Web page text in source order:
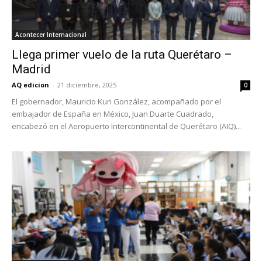
Acontecer Internacional
Llega primer vuelo de la ruta Querétaro –
Madrid
AQ edicion - 21 diciembre, 2025 0
El gobernador, Mauricio Kuri González, acompañado por el
embajador de España en México, Juan Duarte Cuadrado,
encabezó en el Aeropuerto Intercontinental de Querétaro (AIQ)...